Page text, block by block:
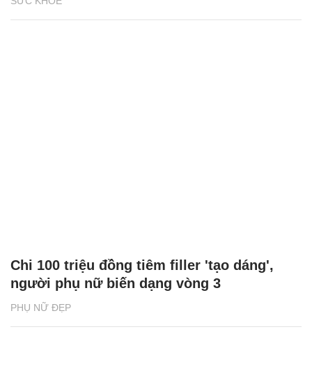
PHỤ NỮ ĐẸP
Chi 100 triệu đồng tiêm filler 'tạo dáng',
người phụ nữ biến dạng vòng 3